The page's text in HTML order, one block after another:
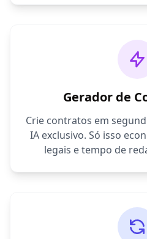
Gerador de
Crie contratos em
IA exclusivo. Só isso
legais e tempo de